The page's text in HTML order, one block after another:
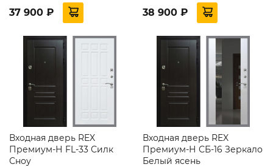
37 900 ₽ 38 900 ₽
Входная дверь REX
Премиум-Н FL-33 Силк
Сноу
Входная дверь REX
Премиум-Н СБ-16 Зеркало
Белый ясень